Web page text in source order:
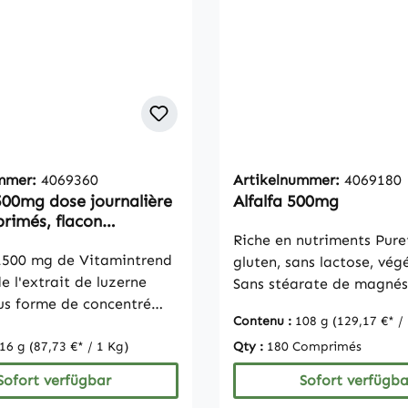
4069360
dose journalière
flacon
pure, végétarien
mg de Vitamintrend
l'extrait de luzerne
forme de concentré
comprimé contient
de luzerne, ce qui
à 1500 mg de luzerne
g (87,73 €* / 1 Kg)
verfügbar
Artikelnummer: 4069180
Alfalfa 500mg
Riche en nutriments Pureté Sans
gluten, sans lactose,
Sans stéarate de
raison de dispositions
ne sommes pas
que fabricant de
alimentaires, à faire des
Contenu : 108 g (129,17 €* /
Qty : 180 Comprimés
Sofort